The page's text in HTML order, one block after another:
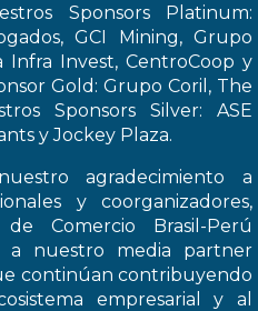
Sponsors Platinum:
GCI Mining, Grupo
Infra Invest, CentroCoop y
Gold: Grupo Coril, The
Sponsors Silver: ASE
y Jockey Plaza.
agradecimiento a
y coorganizadores,
Comercio Brasil-Perú
a nuestro media partner
continúan contribuyendo
empresarial y al